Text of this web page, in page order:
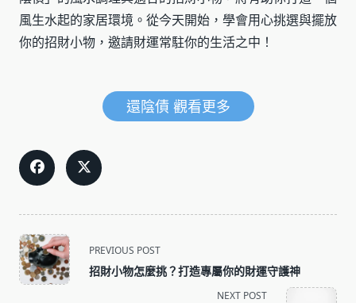
風生水起的家居環境。從今天開始，學會用心挑選與擺放
你的招財小物，邀請財運常駐你的生活之中！
還陰債 觀看更多
<span
class="nav-
subtitle
PREVIOUS POST
招財小物怎麼挑？打造專屬你的財運守護神
NEXT POST